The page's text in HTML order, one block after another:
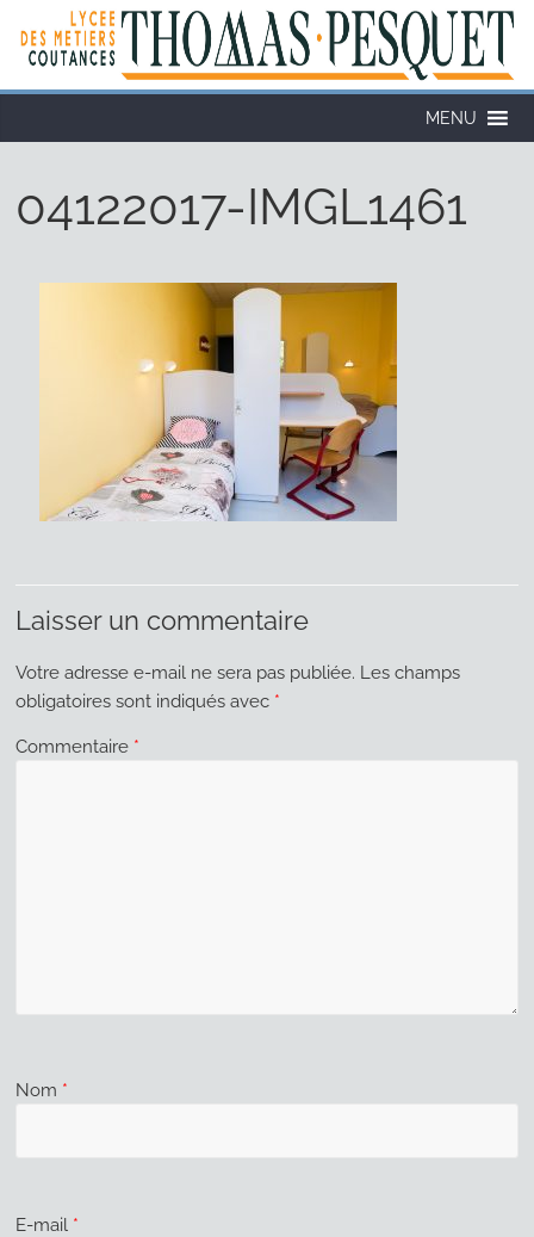
MENU
04122017-IMGL1461
Laisser un commentaire
Votre adresse e-mail ne sera pas publiée. Les champs
obligatoires sont indiqués avec *
Commentaire *
Nom *
E-mail *
Cookies management panel